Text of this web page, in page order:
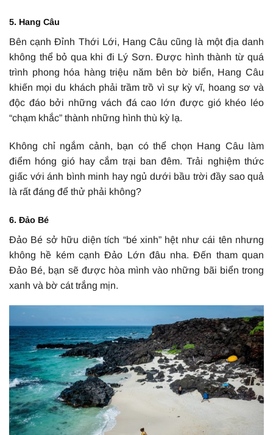
5. Hang Câu
Bên cạnh Đỉnh Thới Lới, Hang Câu cũng là một địa danh
không thể bỏ qua khi đi Lý Sơn. Được hình thành từ quá
trình phong hóa hàng triệu năm bên bờ biển, Hang Câu
khiến mọi du khách phải trầm trồ vì sự kỳ vĩ, hoang sơ và
độc đáo bởi những vách đá cao lớn được gió khéo léo
“chạm khắc” thành những hình thù kỳ lạ.
Không chỉ ngắm cảnh, bạn có thể chọn Hang Câu làm
điểm hóng gió hay cắm trại ban đêm. Trải nghiệm thức
giấc với ánh bình minh hay ngủ dưới bầu trời đầy sao quả
là rất đáng để thử phải không?
6. Đảo Bé
Đảo Bé sở hữu diện tích “bé xinh” hệt như cái tên nhưng
không hề kém cạnh Đảo Lớn đâu nha. Đến tham quan
Đảo Bé, bạn sẽ được hòa mình vào những bãi biển trong
xanh và bờ cát trắng mịn.